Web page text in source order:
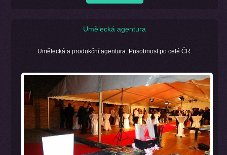
Umělecká agentura
Umělecká a produkční agentura. Působnost po celé ČR.